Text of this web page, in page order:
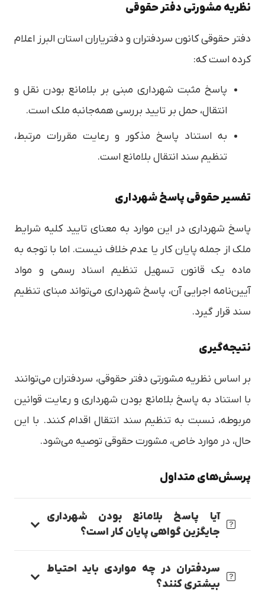
نظریه مشورتی دفتر حقوقی
دفتر حقوقی کانون سردفتران و دفتریاران استان البرز اعلام
کرده است که:
پاسخ مثبت شهرداری مبنی بر بلامانع بودن نقل و
انتقال، حمل بر تایید بررسی همه‌جانبه ملک است.
به استناد پاسخ مذکور و رعایت مقررات مرتبط،
تنظیم سند انتقال بلامانع است.
تفسیر حقوقی پاسخ شهرداری
پاسخ شهرداری در این موارد به معنای تایید کلیه شرایط
ملک از جمله پایان کار یا عدم خلاف نیست. اما با توجه به
ماده یک قانون تسهیل تنظیم اسناد رسمی و مواد
آیین‌نامه اجرایی آن، پاسخ شهرداری می‌تواند مبنای تنظیم
سند قرار گیرد.
نتیجه‌گیری
بر اساس نظریه مشورتی دفتر حقوقی، سردفتران می‌توانند
با استناد به پاسخ بلامانع بودن شهرداری و رعایت قوانین
مربوطه، نسبت به تنظیم سند انتقال اقدام کنند. با این
حال، در موارد خاص، مشورت حقوقی توصیه می‌شود.
پرسش‌های متداول
آیا پاسخ بلامانع بودن شهرداری
جایگزین گواهی پایان کار است؟
سردفتران در چه مواردی باید احتیاط
بیشتری کنند؟